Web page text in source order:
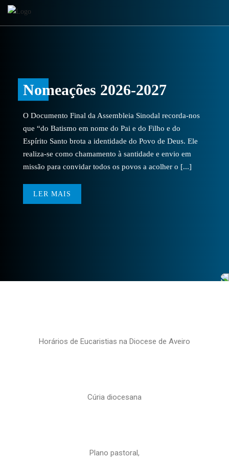
Nomeações 2026-2027
O Documento Final da Assembleia Sinodal recorda-nos
que “do Batismo em nome do Pai e do Filho e do
Espírito Santo brota a identidade do Povo de Deus. Ele
realiza-se como chamamento à santidade e envio em
missão para convidar todos os povos a acolher o [...]
LER MAIS
Horários de Eucaristias na Diocese de Aveiro
Cúria diocesana
Plano pastoral,